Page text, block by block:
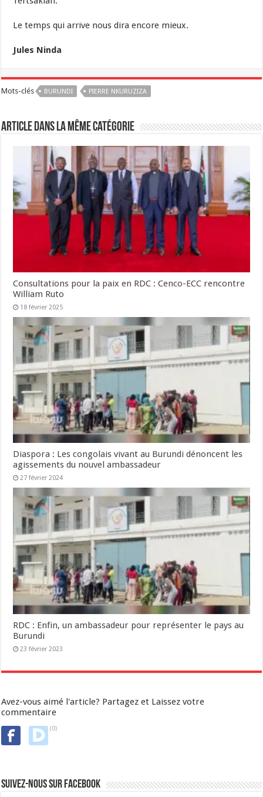
Le temps qui arrive nous dira encore mieux.
Jules Ninda
Mots-clés BURUNDI PIERRE NKURUZIZA
Article dans la même catégorie
Consultations pour la paix en RDC : Cenco-ECC rencontre
William Ruto
18 février 2025
Diaspora : Les congolais vivant au Burundi dénoncent les
agissements du nouvel ambassadeur
27 février 2024
RDC : Enfin, un ambassadeur pour représenter le pays au
Burundi
23 février 2023
Avez-vous aimé l'article? Partagez et Laissez votre
commentaire
(0)
Suivez-nous sur Facebook